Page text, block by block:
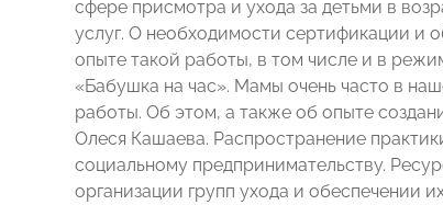
сфере присмотра и ухода за детьми в
услуг. О необходимости сертификации и
опыте такой работы, в том числе и в
«Бабушка на час». Мамы очень часто в
работы. Об этом, а также об опыте
Олеся Кашаева. Распространение
социальному предпринимательству.
организации групп ухода и обеспечении